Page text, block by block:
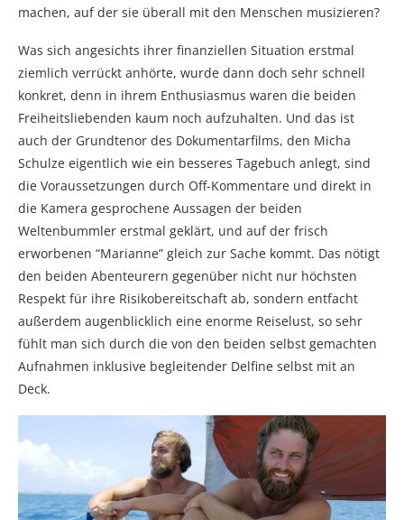
machen, auf der sie überall mit den Menschen musizieren?
Was sich angesichts ihrer finanziellen Situation erstmal
ziemlich verrückt anhörte, wurde dann doch sehr schnell
konkret, denn in ihrem Enthusiasmus waren die beiden
Freiheitsliebenden kaum noch aufzuhalten. Und das ist
auch der Grundtenor des Dokumentarfilms, den Micha
Schulze eigentlich wie ein besseres Tagebuch anlegt, sind
die Voraussetzungen durch Off-Kommentare und direkt in
die Kamera gesprochene Aussagen der beiden
Weltenbummler erstmal geklärt, und auf der frisch
erworbenen “Marianne” gleich zur Sache kommt. Das nötigt
den beiden Abenteurern gegenüber nicht nur höchsten
Respekt für ihre Risikobereitschaft ab, sondern entfacht
außerdem augenblicklich eine enorme Reiselust, so sehr
fühlt man sich durch die von den beiden selbst gemachten
Aufnahmen inklusive begleitender Delfine selbst mit an
Deck.